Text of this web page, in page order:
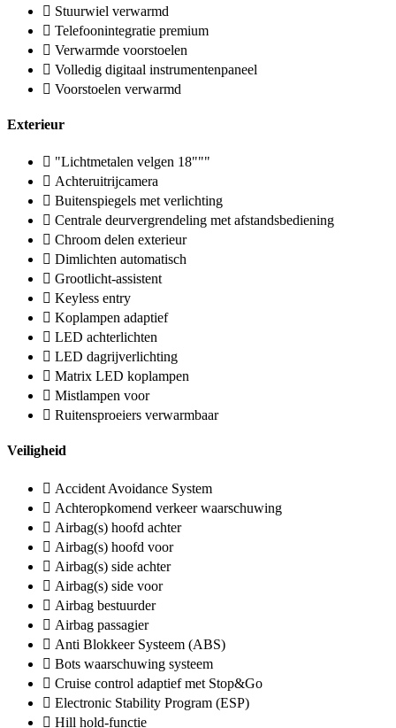
Stuurwiel verwarmd
Telefoonintegratie premium
Verwarmde voorstoelen
Volledig digitaal instrumentenpaneel
Voorstoelen verwarmd
Exterieur
"Lichtmetalen velgen 18"""
Achteruitrijcamera
Buitenspiegels met verlichting
Centrale deurvergrendeling met afstandsbediening
Chroom delen exterieur
Dimlichten automatisch
Grootlicht-assistent
Keyless entry
Koplampen adaptief
LED achterlichten
LED dagrijverlichting
Matrix LED koplampen
Mistlampen voor
Ruitensproeiers verwarmbaar
Veiligheid
Accident Avoidance System
Achteropkomend verkeer waarschuwing
Airbag(s) hoofd achter
Airbag(s) hoofd voor
Airbag(s) side achter
Airbag(s) side voor
Airbag bestuurder
Airbag passagier
Anti Blokkeer Systeem (ABS)
Bots waarschuwing systeem
Cruise control adaptief met Stop&Go
Electronic Stability Program (ESP)
Hill hold-functie